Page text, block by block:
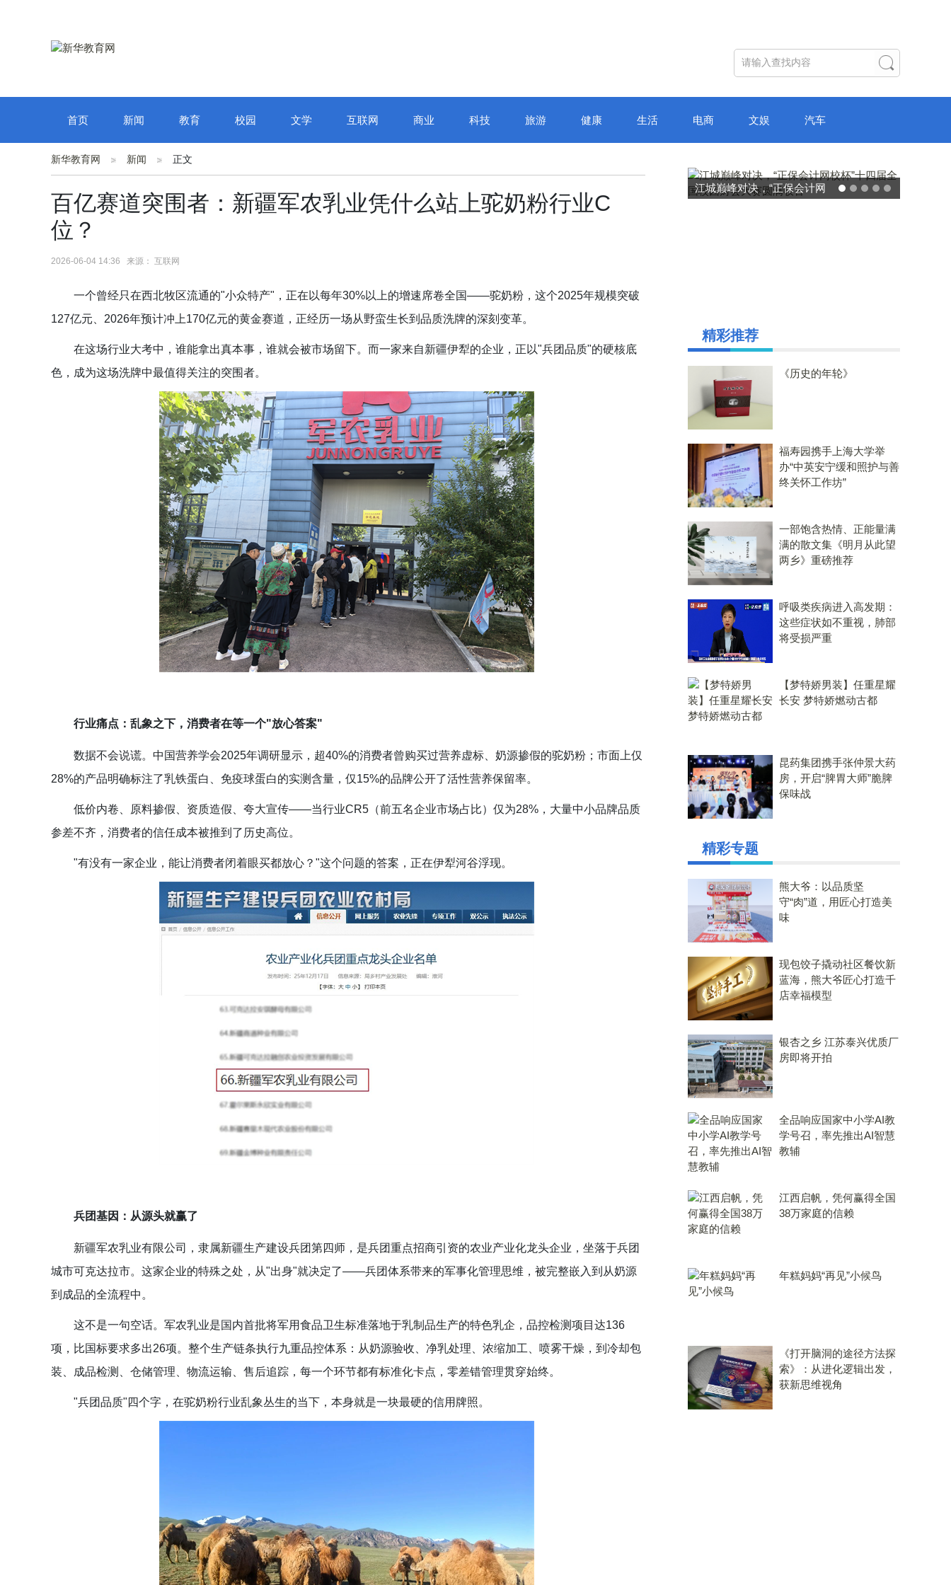
首页 新闻 教育 校园 文学 互联网 商业 科技 旅游 健康 生活 电商 文娱 汽车
新华教育网 新闻 正文
百亿赛道突围者：新疆军农乳业凭什么站上驼奶粉行业C
位？
2026-06-04 14:36 来源： 互联网
一个曾经只在西北牧区流通的"小众特产"，正在以每年30%以上的增速席卷全国——驼奶粉，这个2025年规模突破
127亿元、2026年预计冲上170亿元的黄金赛道，正经历一场从野蛮生长到品质洗牌的深刻变革。
在这场行业大考中，谁能拿出真本事，谁就会被市场留下。而一家来自新疆伊犁的企业，正以"兵团品质"的硬核底
色，成为这场洗牌中最值得关注的突围者。
行业痛点：乱象之下，消费者在等一个"放心答案"
数据不会说谎。中国营养学会2025年调研显示，超40%的消费者曾购买过营养虚标、奶源掺假的驼奶粉；市面上仅
28%的产品明确标注了乳铁蛋白、免疫球蛋白的实测含量，仅15%的品牌公开了活性营养保留率。
低价内卷、原料掺假、资质造假、夸大宣传——当行业CR5（前五名企业市场占比）仅为28%，大量中小品牌品质
参差不齐，消费者的信任成本被推到了历史高位。
"有没有一家企业，能让消费者闭着眼买都放心？"这个问题的答案，正在伊犁河谷浮现。
兵团基因：从源头就赢了
新疆军农乳业有限公司，隶属新疆生产建设兵团第四师，是兵团重点招商引资的农业产业化龙头企业，坐落于兵团
城市可克达拉市。这家企业的特殊之处，从"出身"就决定了——兵团体系带来的军事化管理思维，被完整嵌入到从奶源
到成品的全流程中。
这不是一句空话。军农乳业是国内首批将军用食品卫生标准落地于乳制品生产的特色乳企，品控检测项目达136
项，比国标要求多出26项。整个生产链条执行九重品控体系：从奶源验收、净乳处理、浓缩加工、喷雾干燥，到冷却包
装、成品检测、仓储管理、物流运输、售后追踪，每一个环节都有标准化卡点，零差错管理贯穿始终。
"兵团品质"四个字，在驼奶粉行业乱象丛生的当下，本身就是一块最硬的信用牌照。
破局“纸面教育”：理想树AI自
精彩推荐
《历史的年轮》
福寿园携手上海大学举
办“中英安宁缓和照护与善
终关怀工作坊”
一部饱含热情、正能量满
满的散文集《明月从此望
两乡》重磅推荐
呼吸类疾病进入高发期：
这些症状如不重视，肺部
将受损严重
【梦特娇男装】任重星耀
长安 梦特娇燃动古都
昆药集团携手张仲景大药
房，开启“脾胃大师”脆脾
保味战
精彩专题
熊大爷：以品质坚
守“肉”道，用匠心打造美
味
现包饺子撬动社区餐饮新
蓝海，熊大爷匠心打造千
店幸福模型
银杏之乡 江苏泰兴优质厂
房即将开拍
全品响应国家中小学AI教
学号召，率先推出AI智慧
教辅
江西启帆，凭何赢得全国
38万家庭的信赖
年糕妈妈“再见”小候鸟
《打开脑洞的途径方法探
索》：从进化逻辑出发，
获新思维视角